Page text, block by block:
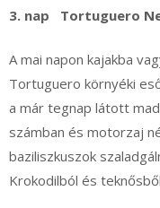
3. nap Tortuguero
A mai napon kajakba
Tortuguero környéki
a már tegnap látott
számban és motorzaj
baziliszkuszok
Krokodilból és